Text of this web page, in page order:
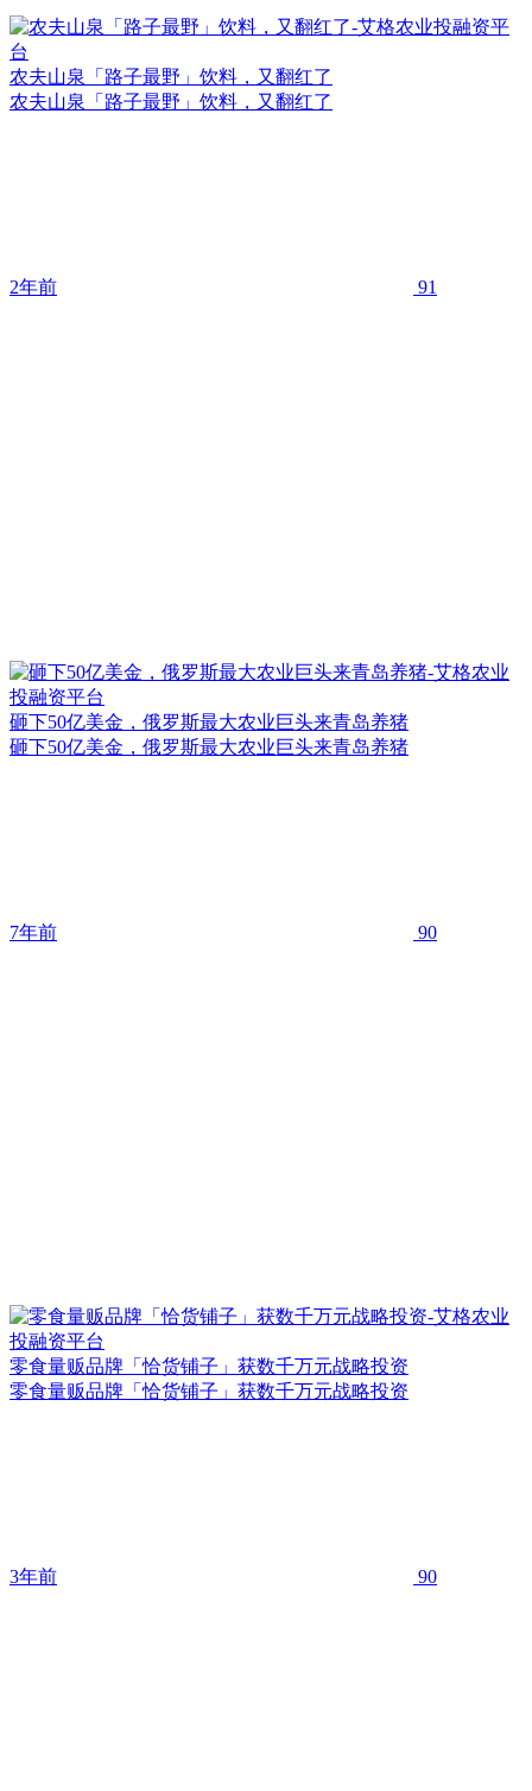
农夫山泉「路子最野」饮料，又翻红了
农夫山泉「路子最野」饮料，又翻红了
2年前 91
砸下50亿美金，俄罗斯最大农业巨头来青岛养猪
砸下50亿美金，俄罗斯最大农业巨头来青岛养猪
7年前 90
零食量贩品牌「恰货铺子」获数千万元战略投资
零食量贩品牌「恰货铺子」获数千万元战略投资
3年前 90